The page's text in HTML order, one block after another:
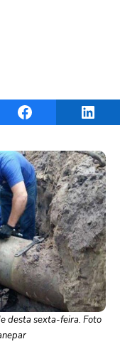
TelegramShare on Facebook
desta sexta-feira. Foto